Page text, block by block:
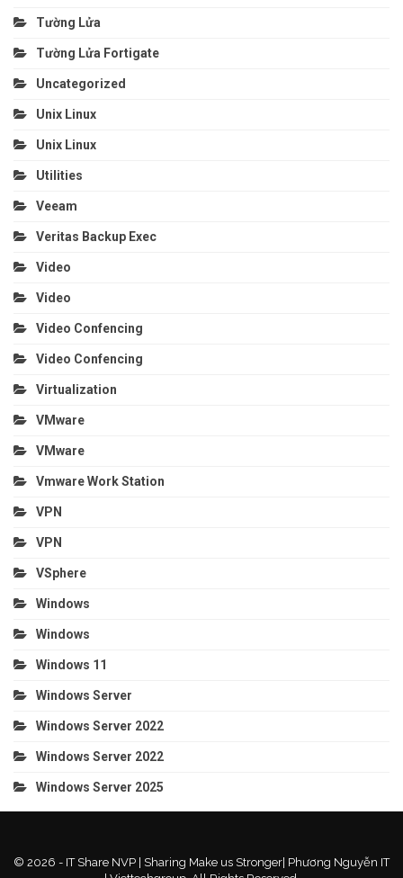
Tường Lửa
Tường Lửa Fortigate
Uncategorized
Unix Linux
Unix Linux
Utilities
Veeam
Veritas Backup Exec
Video
Video
Video Confencing
Video Confencing
Virtualization
VMware
VMware
Vmware Work Station
VPN
VPN
VSphere
Windows
Windows
Windows 11
Windows Server
Windows Server 2022
Windows Server 2022
Windows Server 2025
© 2026 - IT Share NVP | Sharing Make us Stronger| Phương Nguyễn IT